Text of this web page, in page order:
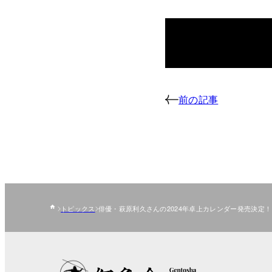
前の記事
トピックス 俳優・萩原利久さんの2024年卓上カレンダー発売決定！